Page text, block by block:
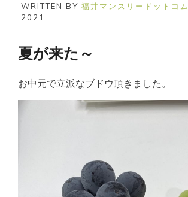
WRITTEN BY 福井マンスリードットコム
2021
夏が来た～
お中元で立派なブドウ頂きました。